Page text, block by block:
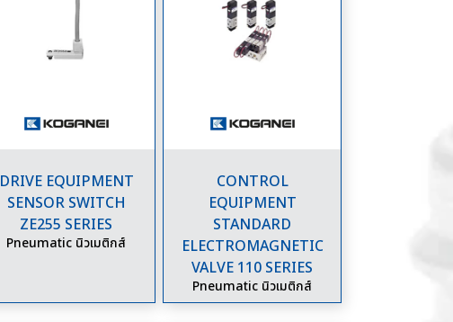
DRIVE EQUIPMENT
SENSOR SWITCH
ZE255 SERIES
Pneumatic นิวเมติกส์
CONTROL
EQUIPMENT
STANDARD
ELECTROMAGNETIC
VALVE 110 SERIES
Pneumatic นิวเมติกส์